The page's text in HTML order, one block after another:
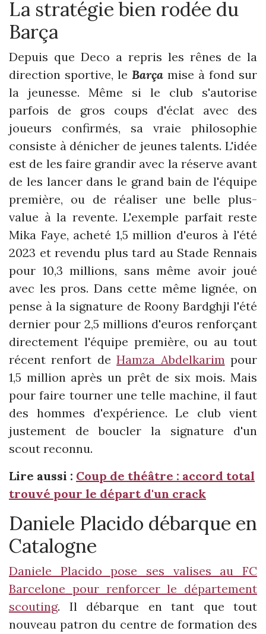
La stratégie bien rodée du
Barça
Depuis que Deco a repris les rênes de la
direction sportive, le Barça mise à fond sur
la jeunesse. Même si le club s'autorise
parfois de gros coups d'éclat avec des
joueurs confirmés, sa vraie philosophie
consiste à dénicher de jeunes talents. L'idée
est de les faire grandir avec la réserve avant
de les lancer dans le grand bain de l'équipe
première, ou de réaliser une belle plus-
value à la revente. L'exemple parfait reste
Mika Faye, acheté 1,5 million d'euros à l'été
2023 et revendu plus tard au Stade Rennais
pour 10,3 millions, sans même avoir joué
avec les pros. Dans cette même lignée, on
pense à la signature de Roony Bardghji l'été
dernier pour 2,5 millions d'euros renforçant
directement l'équipe première, ou au tout
récent renfort deHamza Abdelkarim pour
1,5 million après un prêt de six mois. Mais
pour faire tourner une telle machine, il faut
des hommes d'expérience. Le club vient
justement de boucler la signature d'un
scout reconnu.
Lire aussi : Coup de théâtre : accord total
trouvé pour le départ d'un crack
Daniele Placido débarque en
Catalogne
Daniele Placido pose ses valises au FC
Barcelone pour renforcer le département
scouting. Il débarque en tant que tout
nouveau patron du centre de formation des